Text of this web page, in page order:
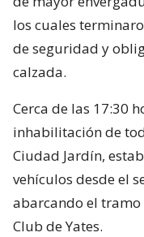
los cuales
de seguridad y
calzada.
Cerca de las 17:30
inhabilitación de
Ciudad Jardín,
vehículos desde el
abarcando el
Club de Yates.